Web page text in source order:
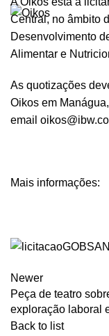
Central, no âmbito
Desenvolvimento
Alimentar e
As quotizações
Oikos em
email
Mais informações:
Newer
Peça de teatro
exploração laboral
Back to list